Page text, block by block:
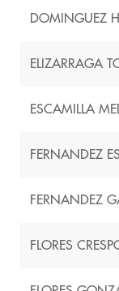
DOMINGUEZ
ELIZARRAGA
ESCAMILLA
FERNANDEZ
FERNANDEZ
FLORES